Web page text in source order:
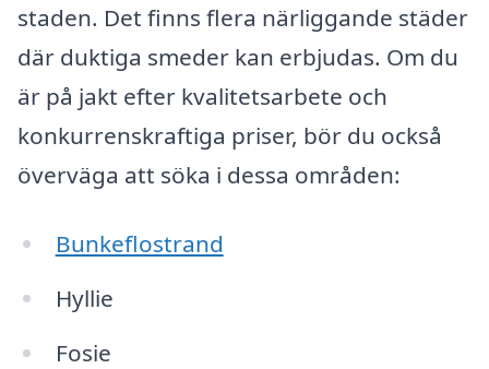
staden. Det finns flera närliggande städer
där duktiga smeder kan erbjudas. Om du
är på jakt efter kvalitetsarbete och
konkurrenskraftiga priser, bör du också
överväga att söka i dessa områden:
Bunkeflostrand
Hyllie
Fosie